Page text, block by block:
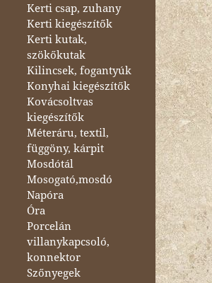
Kerti csap, zuhany
Kerti kiegészítők
Kerti kutak,
szökőkutak
Kilincsek, fogantyúk
Konyhai kiegészítők
Kovácsoltvas
kiegészítők
Méteráru, textil,
függöny, kárpit
Mosdótál
Mosogató,mosdó
Napóra
Óra
Porcelán
villanykapcsoló,
konnektor
Szőnyegek